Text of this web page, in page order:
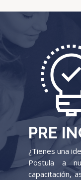
PRE
¿Tienes una
Postula a
capacitación,